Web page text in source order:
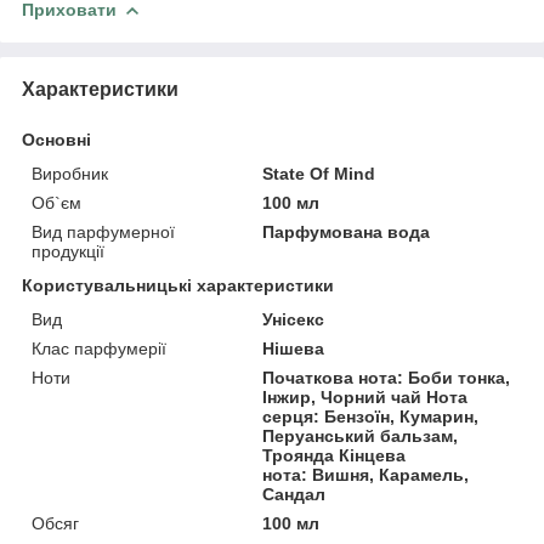
Приховати
Характеристики
Основні
Виробник
State Of Mind
Об`єм
100 мл
Вид парфумерної
продукції
Парфумована вода
Користувальницькі характеристики
Вид
Унісекс
Клас парфумерії
Нішева
Ноти
Початкова нота: Боби тонка,
Інжир, Чорний чай Нота
серця: Бензоїн, Кумарин,
Перуанський бальзам,
Троянда Кінцева
нота: Вишня, Карамель,
Сандал
Обсяг
100 мл